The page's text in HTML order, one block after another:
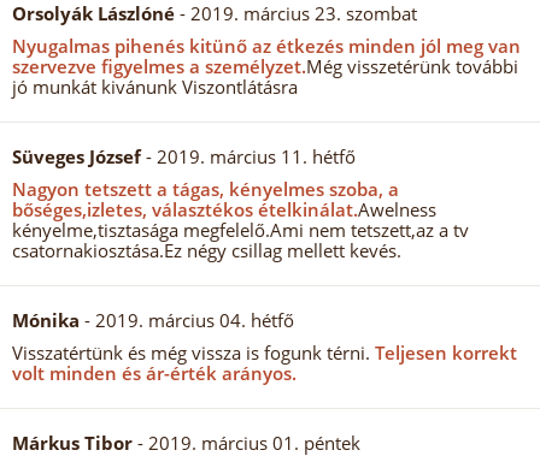
Orsolyák Lászlóné - 2019. március 23. szombat
Nyugalmas pihenés kitünő az étkezés minden jól meg van
szervezve figyelmes a személyzet.Még visszetérünk további
jó munkát kivánunk Viszontlátásra
Süveges József- 2019. március 11. hétfő
Nagyon tetszett a tágas, kényelmes szoba, a
bőséges,izletes, választékos ételkinálat.Awelness
kényelme,tisztasága megfelelő.Ami nem tetszett,az a tv
csatornakiosztása.Ez négy csillag mellett kevés.
Mónika - 2019. március 04. hétfő
Visszatértünk és még vissza is fogunk térni. Teljesen korrekt
volt minden és ár-érték arányos.
Márkus Tibor - 2019. március 01. péntek